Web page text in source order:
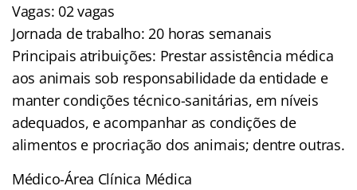
Vagas: 02 vagas
Jornada de trabalho: 20 horas semanais
Principais atribuições: Prestar assistência médica
aos animais sob responsabilidade da entidade e
manter condições técnico-sanitárias, em níveis
adequados, e acompanhar as condições de
alimentos e procriação dos animais; dentre outras.
Médico-Área Clínica Médica